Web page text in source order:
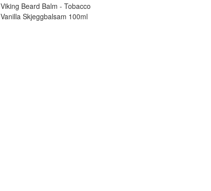
Viking Beard Balm - Tobacco
Vanilla Skjeggbalsam 100ml